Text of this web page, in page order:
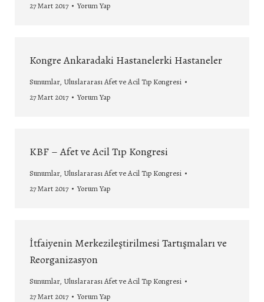
27 Mart 2017
Yorum Yap
Kongre Ankaradaki Hastanelerki Hastaneler
Sunumlar, Uluslararası Afet ve Acil Tıp Kongresi
27 Mart 2017
Yorum Yap
KBF – Afet ve Acil Tıp Kongresi
Sunumlar, Uluslararası Afet ve Acil Tıp Kongresi
27 Mart 2017
Yorum Yap
İtfaiyenin Merkezileştirilmesi Tartışmaları ve
Reorganizasyon
Sunumlar, Uluslararası Afet ve Acil Tıp Kongresi
27 Mart 2017
Yorum Yap